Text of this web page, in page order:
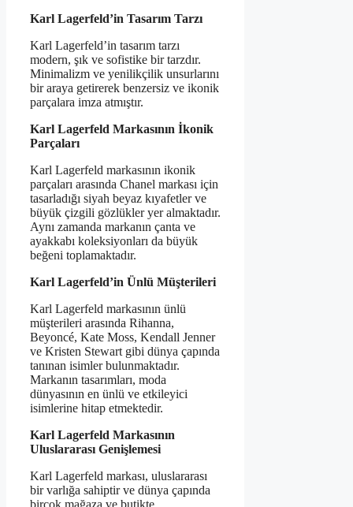
Karl Lagerfeld’in Tasarım Tarzı
Karl Lagerfeld’in tasarım tarzı
modern, şık ve sofistike bir tarzdır.
Minimalizm ve yenilikçilik unsurlarını
bir araya getirerek benzersiz ve ikonik
parçalara imza atmıştır.
Karl Lagerfeld Markasının İkonik
Parçaları
Karl Lagerfeld markasının ikonik
parçaları arasında Chanel markası için
tasarladığı siyah beyaz kıyafetler ve
büyük çizgili gözlükler yer almaktadır.
Aynı zamanda markanın çanta ve
ayakkabı koleksiyonları da büyük
beğeni toplamaktadır.
Karl Lagerfeld’in Ünlü Müşterileri
Karl Lagerfeld markasının ünlü
müşterileri arasında Rihanna,
Beyoncé, Kate Moss, Kendall Jenner
ve Kristen Stewart gibi dünya çapında
tanınan isimler bulunmaktadır.
Markanın tasarımları, moda
dünyasının en ünlü ve etkileyici
isimlerine hitap etmektedir.
Karl Lagerfeld Markasının
Uluslararası Genişlemesi
Karl Lagerfeld markası, uluslararası
bir varlığa sahiptir ve dünya çapında